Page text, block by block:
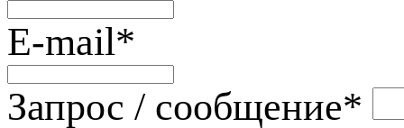
E-mail*
Запрос / сообщение*